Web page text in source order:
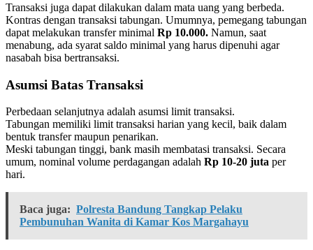
Transaksi juga dapat dilakukan dalam mata uang yang berbeda.
Kontras dengan transaksi tabungan. Umumnya, pemegang tabungan
dapat melakukan transfer minimal Rp 10.000. Namun, saat
menabung, ada syarat saldo minimal yang harus dipenuhi agar
nasabah bisa bertransaksi.
Asumsi Batas Transaksi
Perbedaan selanjutnya adalah asumsi limit transaksi.
Tabungan memiliki limit transaksi harian yang kecil, baik dalam
bentuk transfer maupun penarikan.
Meski tabungan tinggi, bank masih membatasi transaksi. Secara
umum, nominal volume perdagangan adalah Rp 10-20 juta per
hari.
Baca juga: Polresta Bandung Tangkap Pelaku
Pembunuhan Wanita di Kamar Kos Margahayu